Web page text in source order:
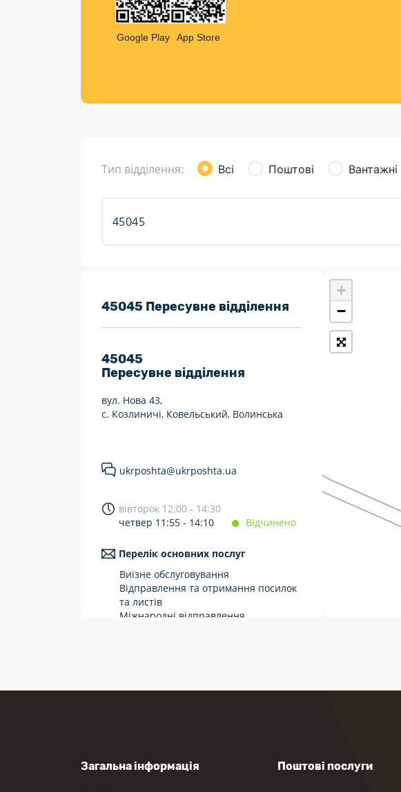
Листи та листівки
Кур’єрська доставка
Google Play App Store
Тип відділення: Всі Поштові Вантажні
7 днів на тиждень
Працюють після 19:00
Працюють у вихідні
45045 Пересувне відділення
45045
Пересувне відділення
вул. Нова 43,
с. Козлиничі, Ковельський, Волинська
ukrposhta@ukrposhta.ua
вівторок 12:00 - 14:30
четвер 11:55 - 14:10
Відчинено
Перелік основних послуг
Виїзне обслуговування
Відправлення та отримання посилок
та листів
Міжнародні відправлення
+
−
Загальна інформація Поштові послуги